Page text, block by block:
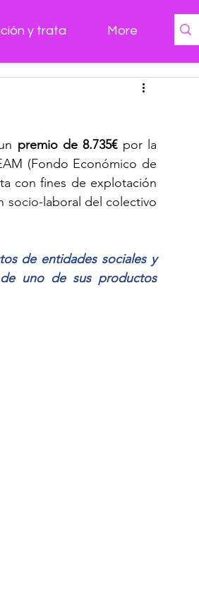
y trata More
premio de 8.735€ por la
(Fondo Económico de
con fines de explotación
socio-laboral del colectivo
de entidades sociales y
de uno de sus productos